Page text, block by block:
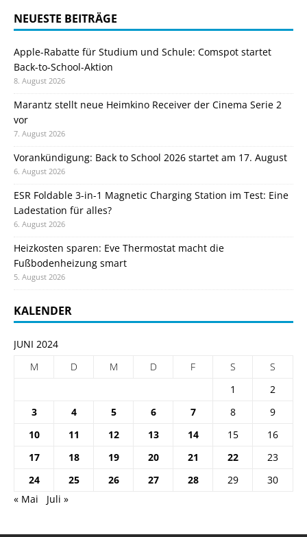
NEUESTE BEITRÄGE
Apple-Rabatte für Studium und Schule: Comspot startet
Back-to-School-Aktion
8. August 2026
Marantz stellt neue Heimkino Receiver der Cinema Serie 2
vor
7. August 2026
Vorankündigung: Back to School 2026 startet am 17. August
6. August 2026
ESR Foldable 3-in-1 Magnetic Charging Station im Test: Eine
Ladestation für alles?
6. August 2026
Heizkosten sparen: Eve Thermostat macht die
Fußbodenheizung smart
5. August 2026
KALENDER
JUNI 2024
M
D M D F S
S
1
2
3
4 5 6 7 8
9
10
11 12 13 14 15
16
17
18 19 20 21 22
23
24
25 26 27 28 29
30
« Mai
Juli »